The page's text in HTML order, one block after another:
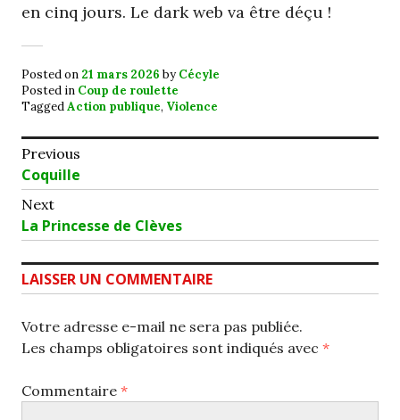
en cinq jours. Le dark web va être déçu !
Posted on 21 mars 2026 byCécyle
Posted in Coup de roulette
TaggedAction publique, Violence
Navigation
de
l’article
Previous
Previous
post:
Coquille
Next
Next
post:
La Princesse de Clèves
LAISSER UN COMMENTAIRE
Votre adresse e-mail ne sera pas publiée.
Les champs obligatoires sont indiqués avec *
Commentaire *